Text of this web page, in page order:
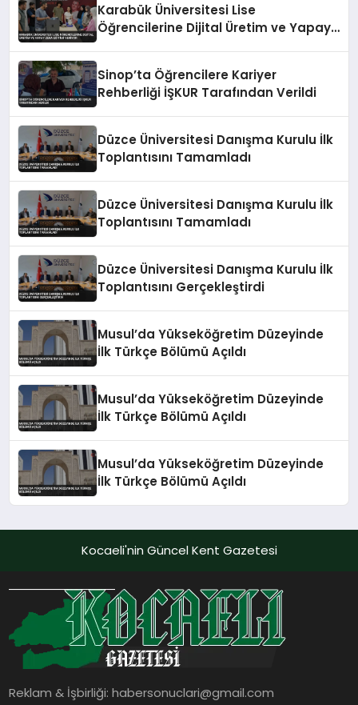
Karabük Üniversitesi Lise
Öğrencilerine Dijital Üretim ve Yapay
Sinop’ta Öğrencilere Kariyer
Rehberliği İŞKUR Tarafından Verildi
Düzce Üniversitesi Danışma Kurulu İlk
Toplantısını Tamamladı
Düzce Üniversitesi Danışma Kurulu İlk
Toplantısını Tamamladı
Düzce Üniversitesi Danışma Kurulu İlk
Toplantısını Gerçekleştirdi
Musul’da Yükseköğretim Düzeyinde
İlk Türkçe Bölümü Açıldı
Musul’da Yükseköğretim Düzeyinde
İlk Türkçe Bölümü Açıldı
Musul’da Yükseköğretim Düzeyinde
İlk Türkçe Bölümü Açıldı
Kocaeli'nin Güncel Kent Gazetesi
Reklam & İşbirliği:habersonuclari@gmail.com